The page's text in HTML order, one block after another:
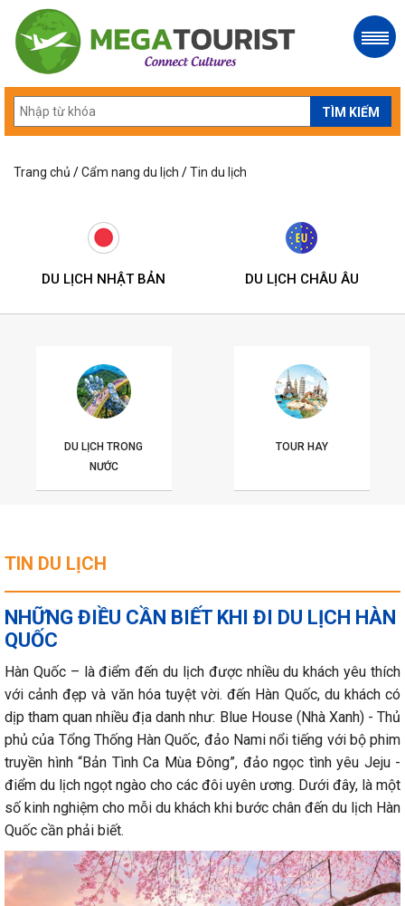
Trang chủ /Cẩm nang du lịch /Tin du lịch
DU LỊCH NHẬT BẢN DU LỊCH CHÂU ÂU
DU LỊCH TRONG
NƯỚC
TOUR HAY
TIN DU LỊCH
NHỮNG ĐIỀU CẦN BIẾT KHI ĐI DU LỊCH HÀN
QUỐC
Hàn Quốc – là điểm đến du lịch được nhiều du khách yêu thích
với cảnh đẹp và văn hóa tuyệt vời. đến Hàn Quốc, du khách có
dịp tham quan nhiều địa danh như: Blue House (Nhà Xanh) - Thủ
phủ của Tổng Thống Hàn Quốc, đảo Nami nổi tiếng với bộ phim
truyền hình “Bản Tình Ca Mùa Đông”, đảo ngọc tình yêu Jeju -
điểm du lịch ngọt ngào cho các đôi uyên ương. Dưới đây, là một
số kinh nghiệm cho mỗi du khách khi bước chân đến du lịch Hàn
Quốc cần phải biết.